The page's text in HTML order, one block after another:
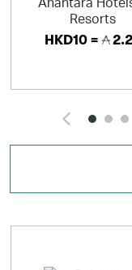
Resorts
HKD10 =
Click